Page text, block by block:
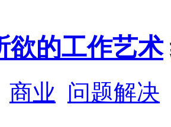
欲的工作艺术
商业 问题解决